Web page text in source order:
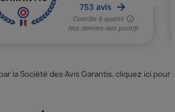
la Société des Avis Garantis, cliquez ici pour